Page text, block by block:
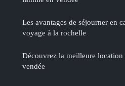
Les avantages de séjourner en
voyage à la rochelle
Découvrez la meilleure
vendée